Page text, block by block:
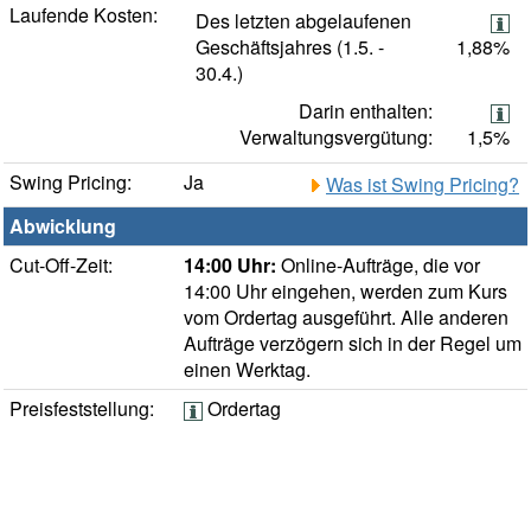
Laufende Kosten:
Des letzten abgelaufenen
Geschäftsjahres (1.5. -
30.4.)
1,88%
Darin enthalten:
Verwaltungsvergütung:
1,5%
Swing Pricing:
Ja
Was ist Swing Pricing?
Abwicklung
Cut-Off-Zeit:
14:00 Uhr: Online-Aufträge, die vor
14:00 Uhr eingehen, werden zum Kurs
vom Ordertag ausgeführt. Alle anderen
Aufträge verzögern sich in der Regel um
einen Werktag.
Preisfeststellung:
Ordertag